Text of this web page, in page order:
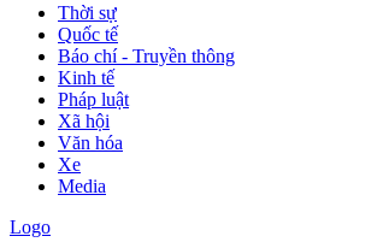
Thời sự
Quốc tế
Báo chí - Truyền thông
Kinh tế
Pháp luật
Xã hội
Văn hóa
Xe
Media
Logo